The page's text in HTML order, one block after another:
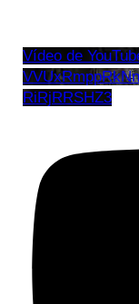
Vídeo de
RiRjRRSHZ3